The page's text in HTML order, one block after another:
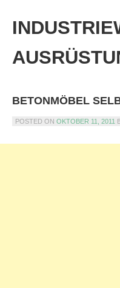
content
BETONMÖBEL
POSTED ON OKTOBER 11, 2011